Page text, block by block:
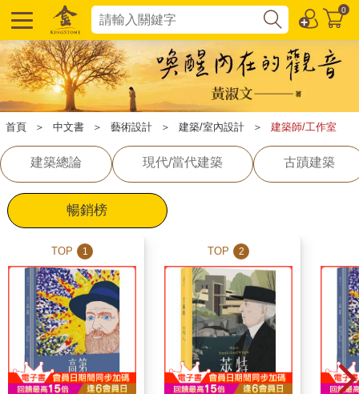
0
首頁 ＞ 中文書 ＞ 藝術設計 ＞ 建築/室內設計 ＞ 建築師/工作室
建築總論 現代/當代建築 古蹟建築
暢銷榜
TOP 1 TOP 2